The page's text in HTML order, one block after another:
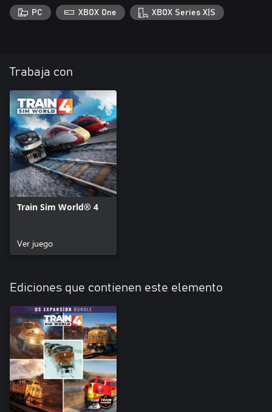
PC XBOX One XBOX Series X|S
Trabaja con
Train Sim World® 4
Ver juego
Ediciones que contienen este elemento